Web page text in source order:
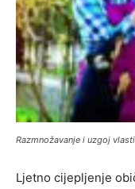
Razmnožavanje i uzgoj
Ljetno cijepljenje